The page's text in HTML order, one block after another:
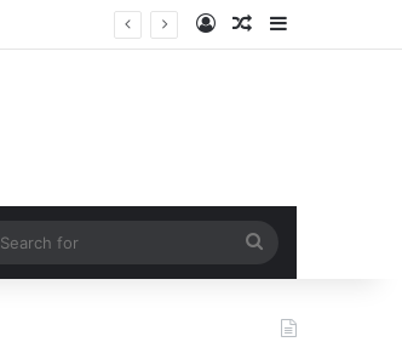
Log InRandom Article
Sidebar
for